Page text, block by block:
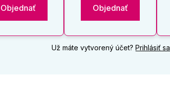
Objednať Objednať
Už máte vytvorený účet?Prihlásiť sa